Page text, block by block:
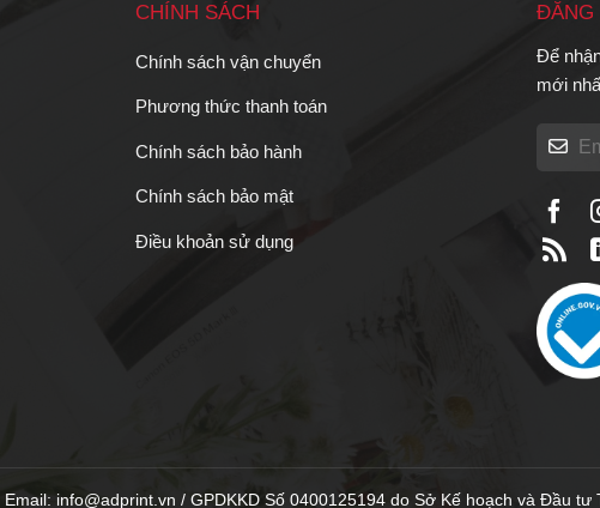
CHÍNH SÁCH
Chính sách vận chuyển
Phương thức thanh toán
Chính sách bảo hành
Chính sách bảo mật
Điều khoản sử dụng
ĐĂNG
Để
mới
Email: info@adprint.vn / GPDKKD Số 0400125194 do Sở Kế hoạch và Đầu